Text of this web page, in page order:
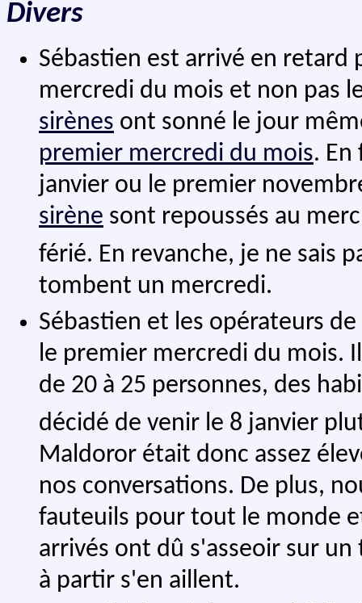
Divers
Sébastien est arrivé en
mercredi du mois et non pas
sirènes ont sonné le jour
premier mercredi du mois.
janvier ou le premier
sirène sont repoussés au
férié. En revanche, je ne sais
tombent un mercredi.
Sébastien et les opérateurs
le premier mercredi du mois.
de 20 à 25 personnes, des
décidé de venir le 8 janvier
Maldoror était donc assez
nos conversations. De plus,
fauteuils pour tout le monde
arrivés ont dû s'asseoir sur
à partir s'en aillent.